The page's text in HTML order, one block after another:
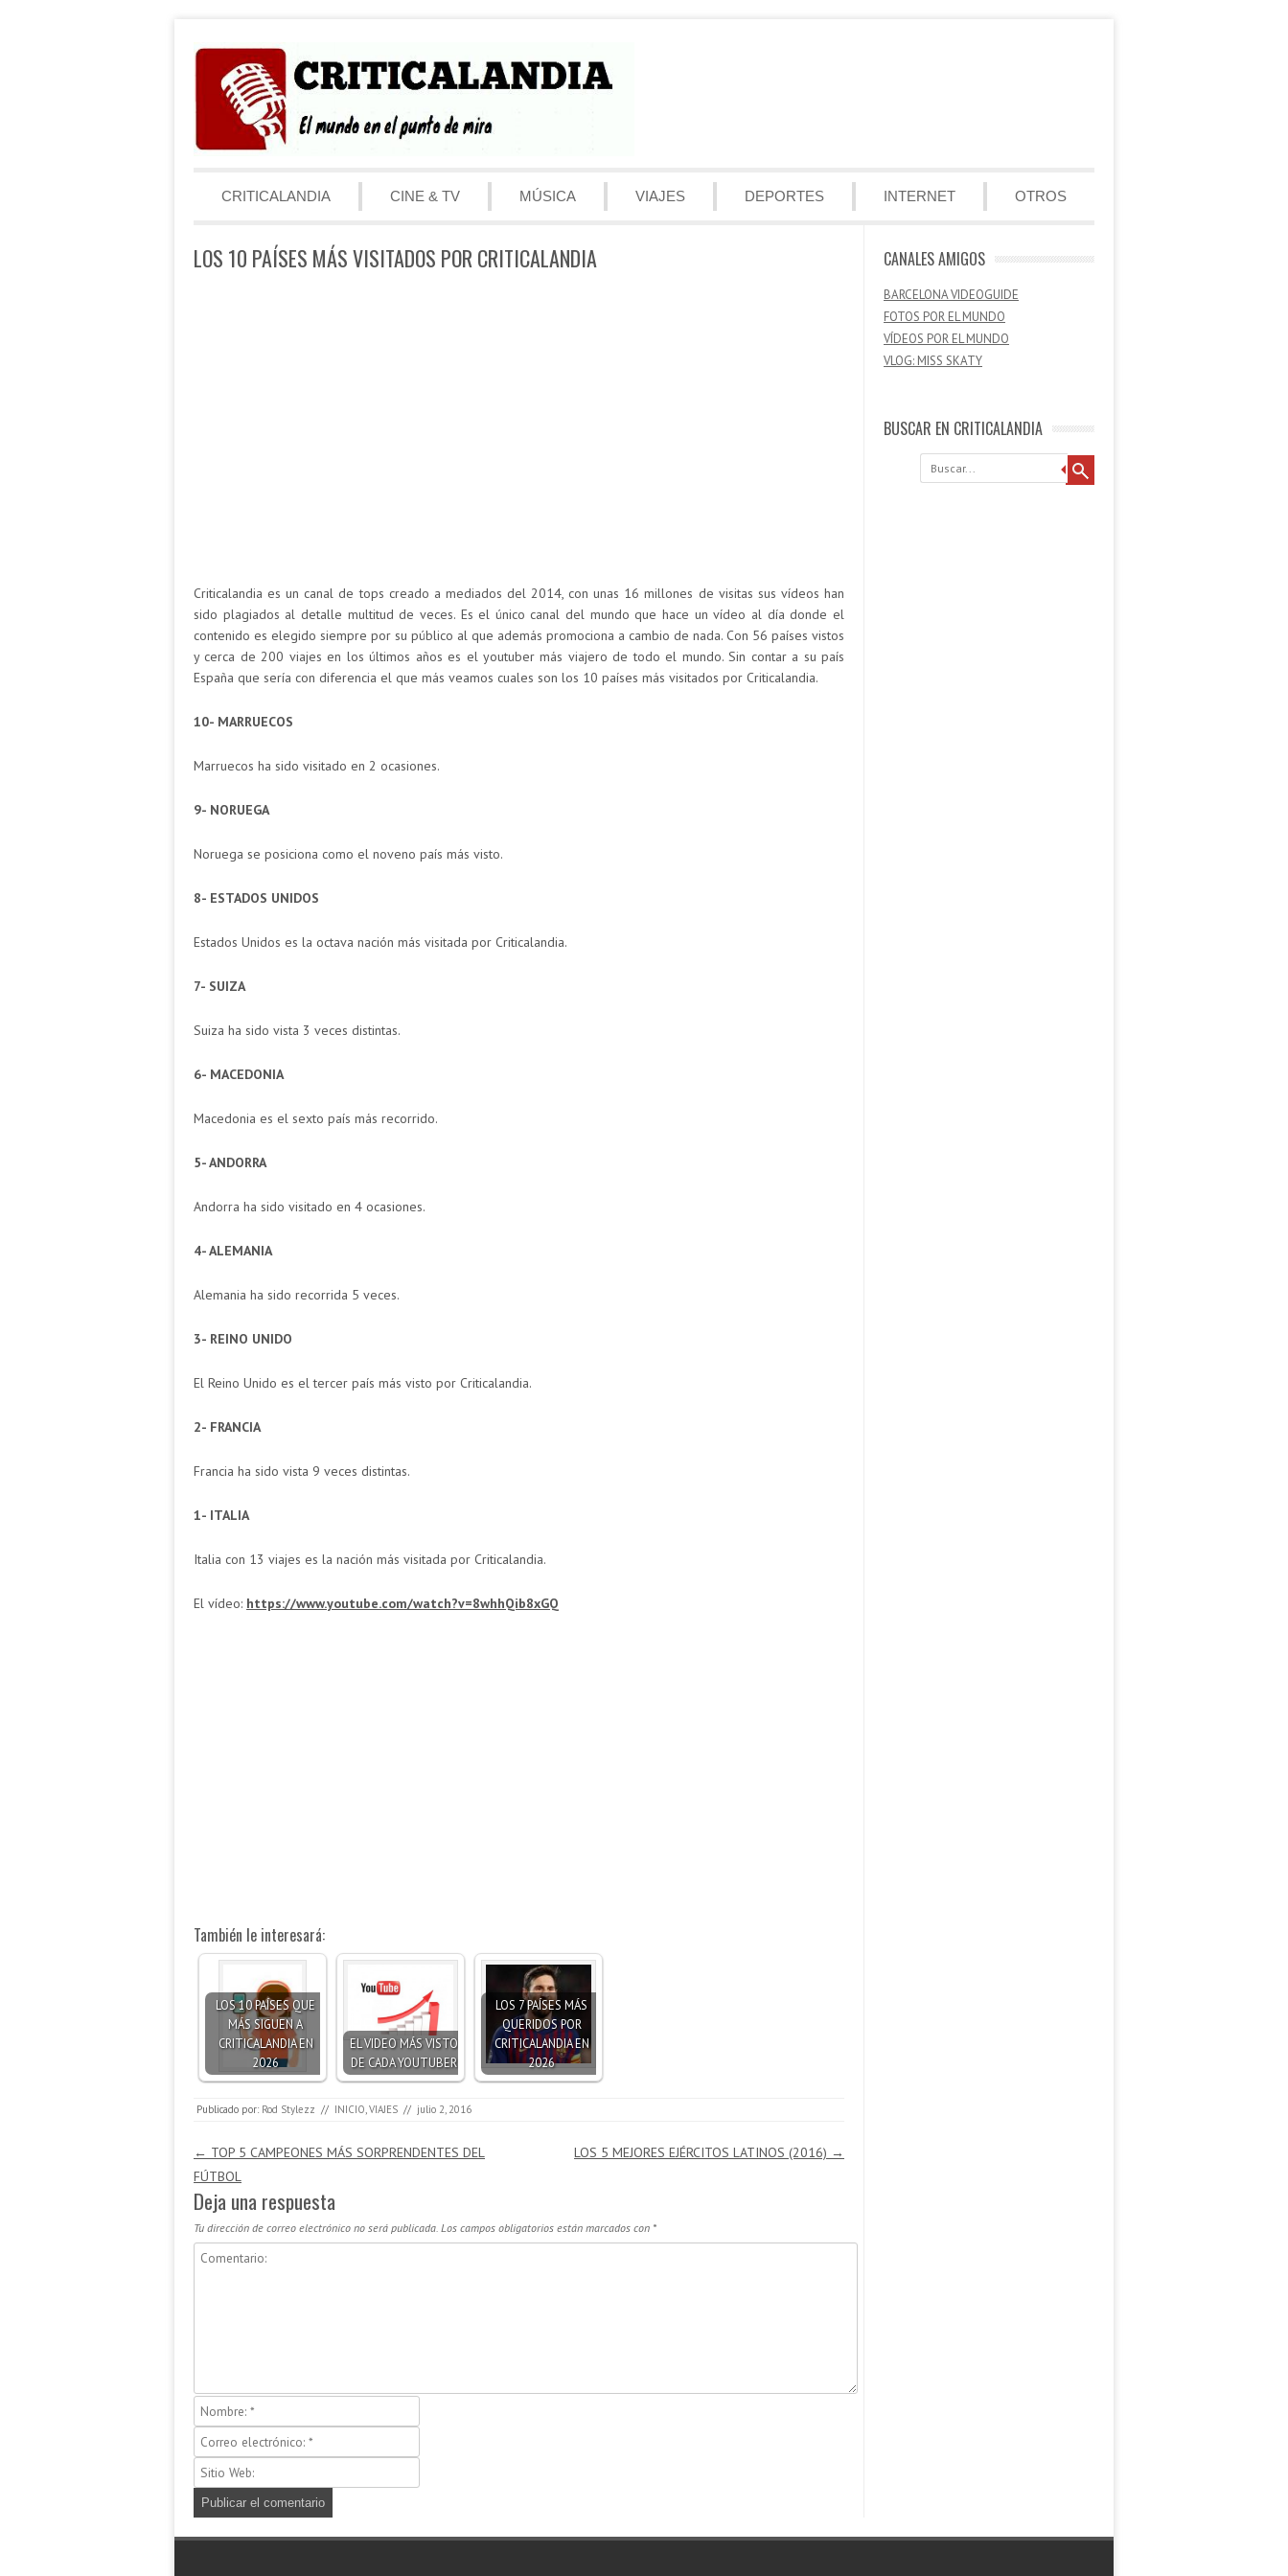
Menú
CRITICALANDIA
CINE & TV MÚSICA VIAJES DEPORTES INTERNET OTROS
LOS 10 PAÍSES MÁS VISITADOS POR CRITICALANDIA
Criticalandia es un canal de tops creado a mediados del 2014, con unas 16 millones de visitas sus vídeos han
sido plagiados al detalle multitud de veces. Es el único canal del mundo que hace un vídeo al día donde el
contenido es elegido siempre por su público al que además promociona a cambio de nada. Con 56 países vistos
y cerca de 200 viajes en los últimos años es el youtuber más viajero de todo el mundo. Sin contar a su país
España que sería con diferencia el que más veamos cuales son los 10 países más visitados por Criticalandia.
10- MARRUECOS
Marruecos ha sido visitado en 2 ocasiones.
9- NORUEGA
Noruega se posiciona como el noveno país más visto.
8- ESTADOS UNIDOS
Estados Unidos es la octava nación más visitada por Criticalandia.
7- SUIZA
Suiza ha sido vista 3 veces distintas.
6- MACEDONIA
Macedonia es el sexto país más recorrido.
5- ANDORRA
Andorra ha sido visitado en 4 ocasiones.
4- ALEMANIA
Alemania ha sido recorrida 5 veces.
3- REINO UNIDO
El Reino Unido es el tercer país más visto por Criticalandia.
2- FRANCIA
Francia ha sido vista 9 veces distintas.
1- ITALIA
Italia con 13 viajes es la nación más visitada por Criticalandia.
El vídeo: https://www.youtube.com/watch?v=8whhQib8xGQ
También le interesará:
LOS 10 PAÍSES QUE
MÁS SIGUEN A
CRITICALANDIA EN
2026
EL VIDEO MÁS VISTO
DE CADA YOUTUBER
LOS 7 PAÍSES MÁS
QUERIDOS POR
CRITICALANDIA EN
2026
Publicado por: Rod Stylezz // INICIO,VIAJES // julio 2, 2016
Navegación de entradas
← TOP 5 CAMPEONES MÁS SORPRENDENTES DEL
FÚTBOL
LOS 5 MEJORES EJÉRCITOS LATINOS (2016) →
Deja una respuesta
Tu dirección de correo electrónico no será publicada. Los campos obligatorios están marcados con *
CANALES AMIGOS
BARCELONA VIDEOGUIDE
FOTOS POR EL MUNDO
VÍDEOS POR EL MUNDO
VLOG: MISS SKATY
BUSCAR EN CRITICALANDIA
Buscar